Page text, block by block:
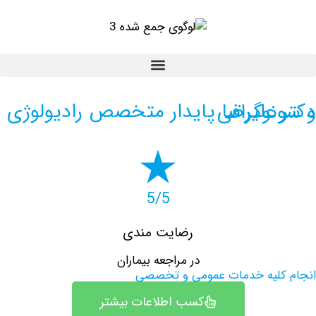
رادیولوژی و سونوگرافی
رضایت مندی
در مراجعه بیماران
خدمات عمومی و تخصصی
کسب اطلاعات بیشتر